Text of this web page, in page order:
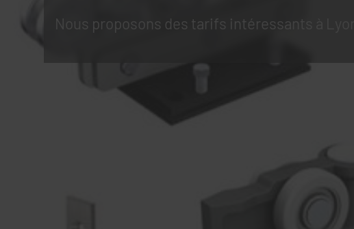
Nous proposons des tarifs intéressants à Lyon.